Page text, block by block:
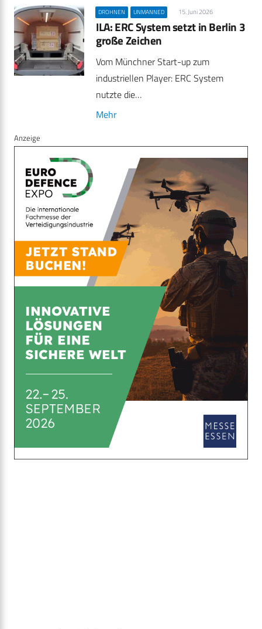
DROHNEN UNMANNED 15. Juni 2026
ILA: ERC System setzt in Berlin 3
große Zeichen
Vom Münchner Start-up zum
industriellen Player: ERC System
nutzte die…
Mehr
Anzeige